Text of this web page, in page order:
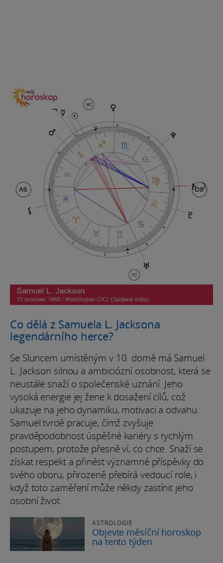
Co dělá z Samuela L. Jacksona
legendárního herce?
Se Sluncem umístěným v 10. domě má Samuel
L. Jackson silnou a ambiciózní osobnost, která se
neustále snaží o společenské uznání. Jeho
vysoká energie jej žene k dosažení cílů, což
ukazuje na jeho dynamiku, motivaci a odvahu.
Samuel tvrdě pracuje, čímž zvyšuje
pravděpodobnost úspěšné kariéry s rychlým
postupem, protože přesně ví, co chce. Snaží se
získat respekt a přinést významné příspěvky do
svého oboru, přirozeně přebírá vedoucí role, i
když toto zaměření může někdy zastínit jeho
osobní život.
ASTROLOGIE
Objevte měsíční horoskop
na tento týden